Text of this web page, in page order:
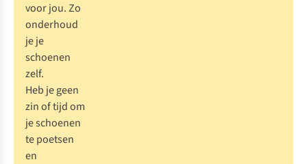
voor jou.Zo
onderhoud
je je
schoenen
zelf.
Heb je geen
zin of tijd om
je schoenen
te poetsen
en